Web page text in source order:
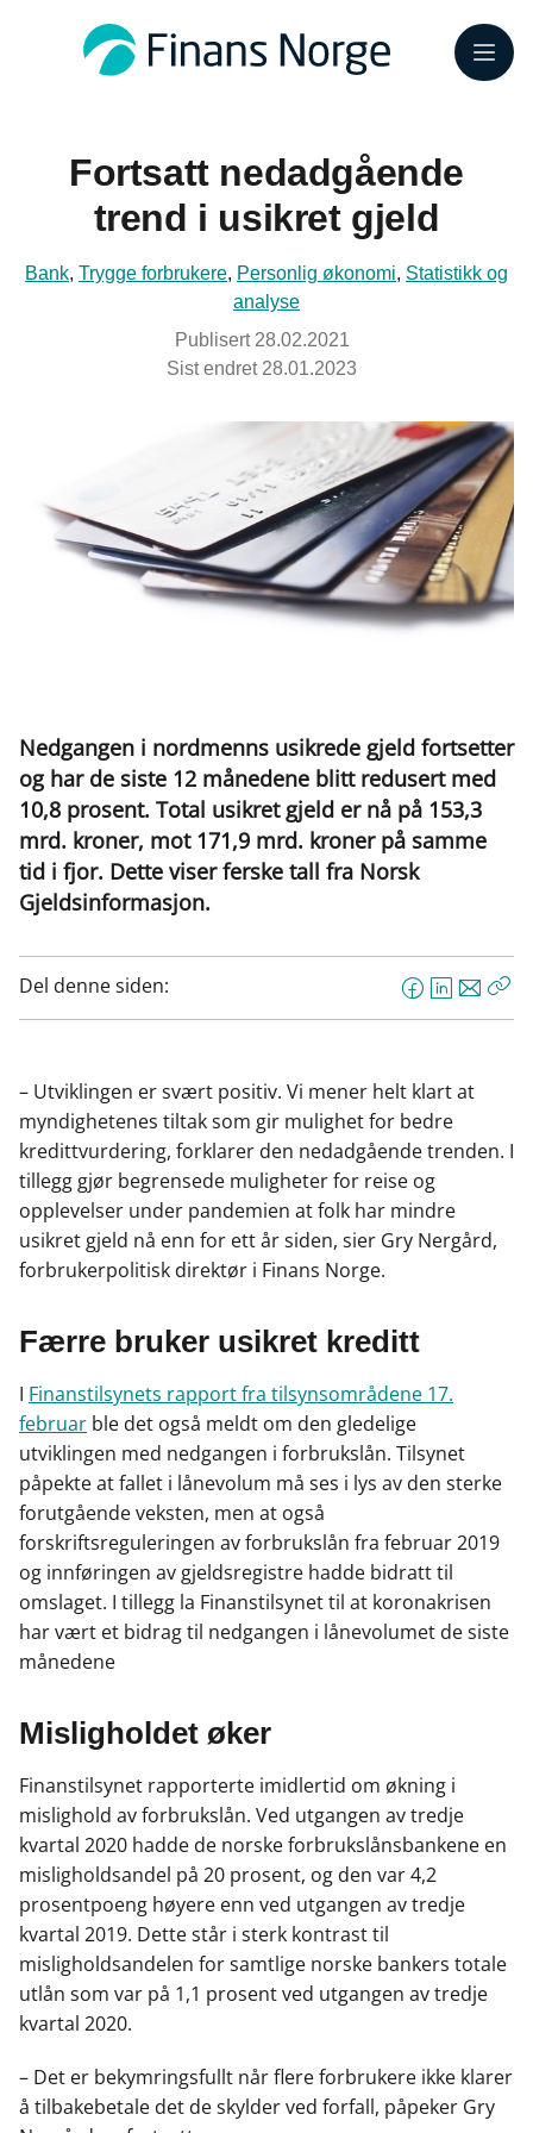
Meny
Fortsatt nedadgående
trend i usikret gjeld
Bank, Trygge forbrukere, Personlig økonomi, Statistikk og
analyse
Publisert 28.02.2021
Sist endret 28.01.2023
Nedgangen i nordmenns usikrede gjeld fortsetter
og har de siste 12 månedene blitt redusert med
10,8 prosent. Total usikret gjeld er nå på 153,3
mrd. kroner, mot 171,9 mrd. kroner på samme
tid i fjor. Dette viser ferske tall fra Norsk
Gjeldsinformasjon.
Del denne siden:
F
a
e
b
o
o
k
L
i
k
e
d
I
n
E
-
o
t
– Utviklingen er svært positiv. Vi mener helt klart at
myndighetenes tiltak som gir mulighet for bedre
kredittvurdering, forklarer den nedadgående trenden. I
tillegg gjør begrensede muligheter for reise og
opplevelser under pandemien at folk har mindre
usikret gjeld nå enn for ett år siden, sier Gry Nergård,
forbrukerpolitisk direktør i Finans Norge.
Færre bruker usikret kreditt
I Finanstilsynets rapport fra tilsynsområdene 17.
februar ble det også meldt om den gledelige
utviklingen med nedgangen i forbrukslån. Tilsynet
påpekte at fallet i lånevolum må ses i lys av den sterke
forutgående veksten, men at også
forskriftsreguleringen av forbrukslån fra februar 2019
og innføringen av gjeldsregistre hadde bidratt til
omslaget. I tillegg la Finanstilsynet til at koronakrisen
har vært et bidrag til nedgangen i lånevolumet de siste
månedene
Misligholdet øker
Finanstilsynet rapporterte imidlertid om økning i
mislighold av forbrukslån. Ved utgangen av tredje
kvartal 2020 hadde de norske forbrukslånsbankene en
misligholdsandel på 20 prosent, og den var 4,2
prosentpoeng høyere enn ved utgangen av tredje
kvartal 2019. Dette står i sterk kontrast til
misligholdsandelen for samtlige norske bankers totale
utlån som var på 1,1 prosent ved utgangen av tredje
kvartal 2020.
– Det er bekymringsfullt når flere forbrukere ikke klarer
å tilbakebetale det de skylder ved forfall, påpeker Gry